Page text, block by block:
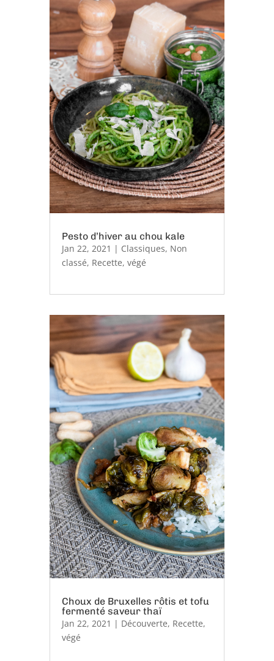
Pesto d’hiver au chou kale
Jan 22, 2021 | Classiques, Non
classé, Recette, végé
Choux de Bruxelles rôtis et tofu
fermenté saveur thaï
Jan 22, 2021 | Découverte, Recette,
végé